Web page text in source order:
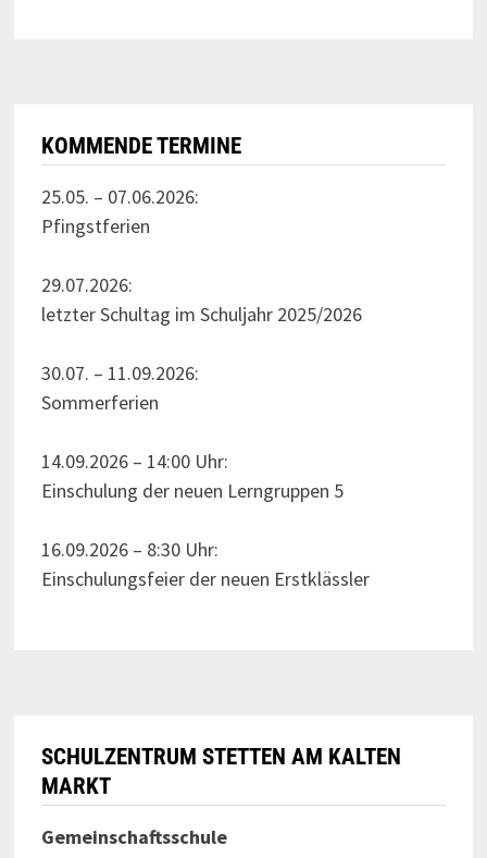
KOMMENDE TERMINE
25.05. – 07.06.2026:
Pfingstferien
29.07.2026:
letzter Schultag im Schuljahr 2025/2026
30.07. – 11.09.2026:
Sommerferien
14.09.2026 – 14:00 Uhr:
Einschulung der neuen Lerngruppen 5
16.09.2026 – 8:30 Uhr:
Einschulungsfeier der neuen Erstklässler
SCHULZENTRUM STETTEN AM KALTEN
MARKT
Gemeinschaftsschule